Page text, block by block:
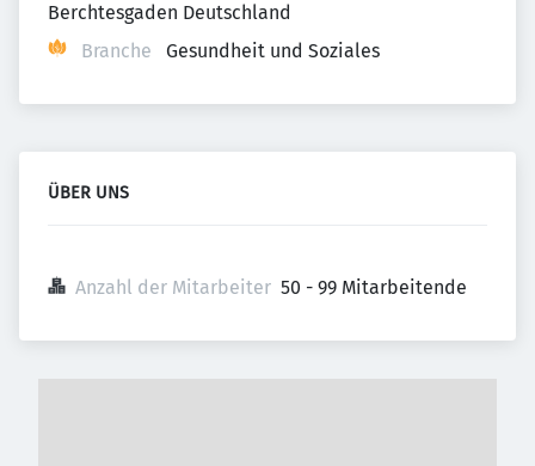
Berchtesgaden Deutschland
Branche
Gesundheit und Soziales
ÜBER UNS
Anzahl der Mitarbeiter 50 - 99 Mitarbeitende